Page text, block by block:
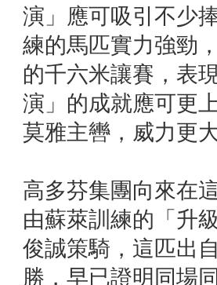
演」應可吸引不少
練的馬匹實力強勁
的千六米讓賽，表
演」的成就應可更
莫雅主轡，威力更大
高多芬集團向來在
由蘇萊訓練的「升
俊誠策騎，這匹出
勝，早已證明同場